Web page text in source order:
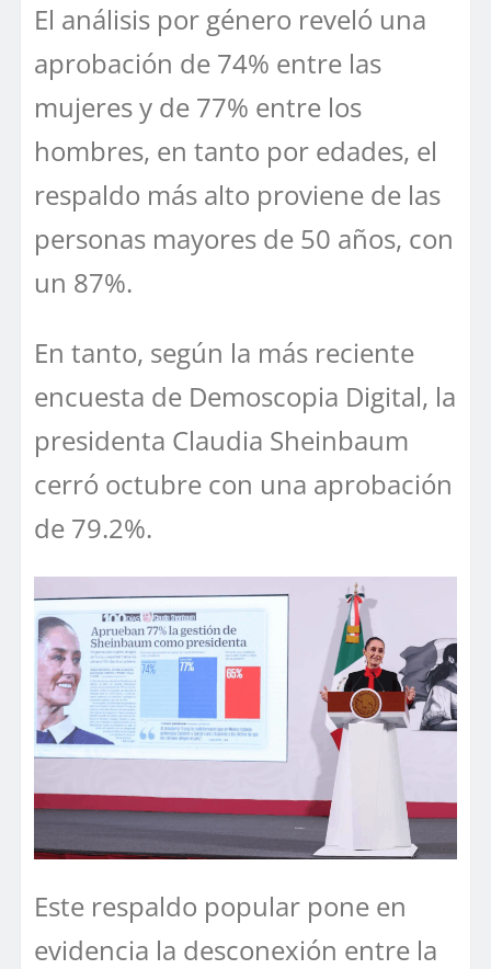
El análisis por género reveló una
aprobación de 74% entre las
mujeres y de 77% entre los
hombres, en tanto por edades, el
respaldo más alto proviene de las
personas mayores de 50 años, con
un 87%.
En tanto, según la más reciente
encuesta de Demoscopia Digital, la
presidenta Claudia Sheinbaum
cerró octubre con una aprobación
de 79.2%.
Este respaldo popular pone en
evidencia la desconexión entre la